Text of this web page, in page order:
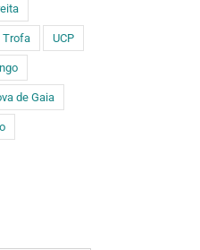
Trofa UCP
de Gaia